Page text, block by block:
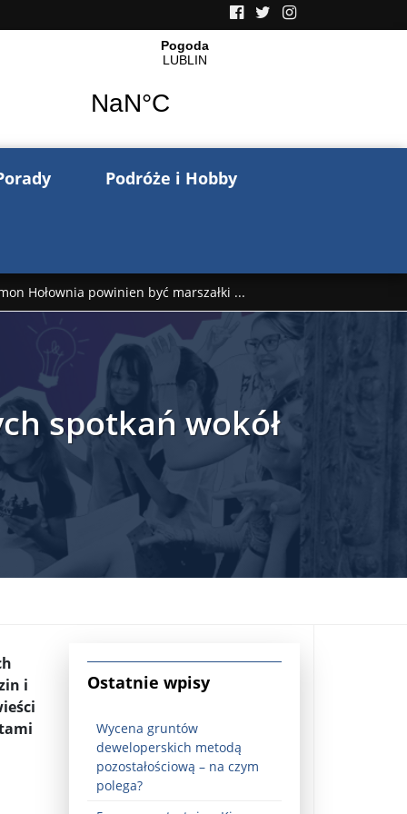
Podróże i Hobby
Hołownia powinien być marszałki ...
pisze o wojnie na Ukrainie. Wspo ...
Najstarsza muzyka świata ...
spotkań wokół
i
Ostatnie wpisy
Wycena gruntów
deweloperskich metodą
pozostałościową – na czym
polega?